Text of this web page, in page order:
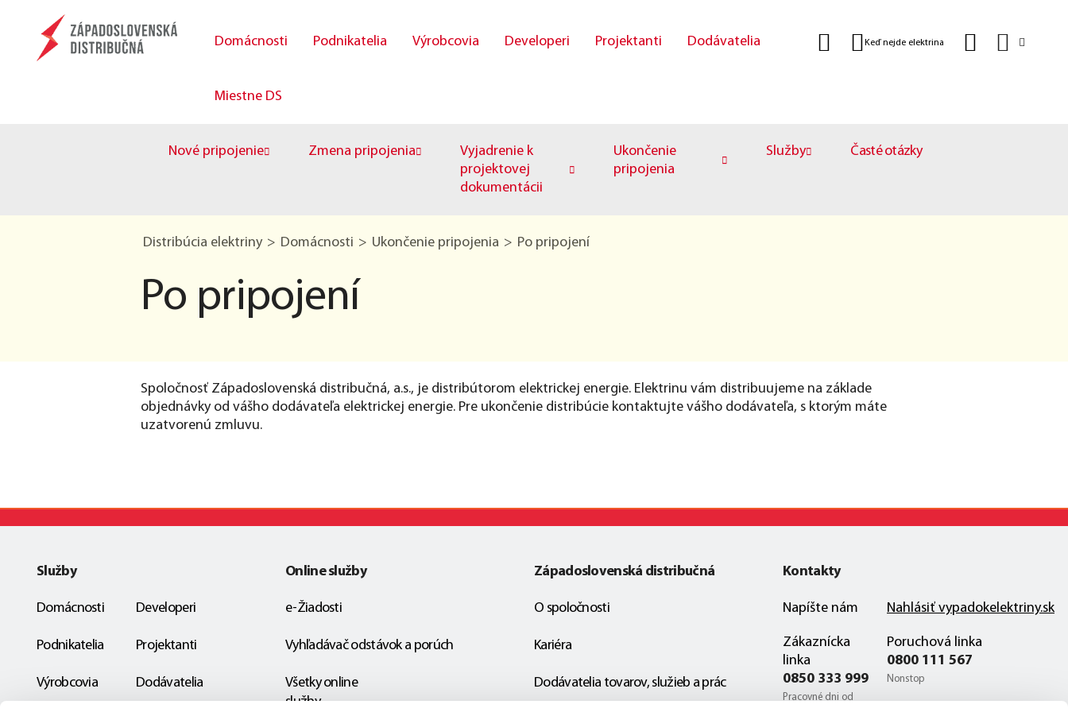
Domácnosti Podnikatelia Výrobcovia Developeri Projektanti Dodávatelia
Miestne DS
Keď nejde elektrina
Nové pripojenie Zmena pripojenia
Vyjadrenie k
projektovej
dokumentácii
Ukončenie
pripojenia
Služby Časté otázky
Distribúcia elektriny Domácnosti Ukončenie pripojenia Po pripojení
Po pripojení
Spoločnosť Západoslovenská distribučná, a.s., je distribútorom elektrickej energie. Elektrinu vám distribuujeme na základe
objednávky od vášho dodávateľa elektrickej energie. Pre ukončenie distribúcie kontaktujte vášho dodávateľa, s ktorým máte
uzatvorenú zmluvu.
Služby
Domácnosti
Podnikatelia
Výrobcovia
Developeri
Projektanti
Dodávatelia
Online služby
e-Žiadosti
Vyhľadávač odstávok a porúch
Všetky online
služby
Západoslovenská distribučná
O spoločnosti
Kariéra
Dodávatelia tovarov, služieb a prác
Kontakty
Napíšte nám
Zákaznícka
linka
0850 333 999
Pracovné dni od
Nahlásiť vypadokelektriny.sk
Poruchová linka
0800 111 567
Nonstop